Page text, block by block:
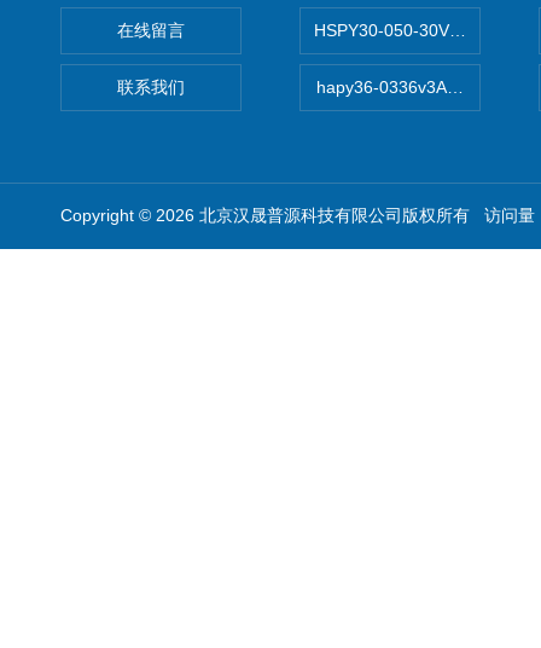
在线留言
联系我们
HSPY30-050-30V/-05A可调
hapy36-0336v3A高精度小型
Copyright © 2026 北京汉晟普源科技有限公司版权所有 访问量